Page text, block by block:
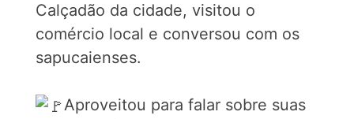
Calçadão da cidade, visitou o
comércio local e conversou com os
sapucaienses.
Aproveitou para falar sobre suas